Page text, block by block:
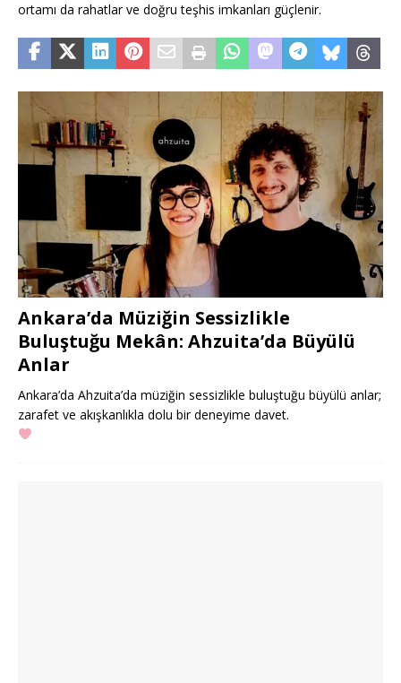
ortamı da rahatlar ve doğru teşhis imkanları güçlenir.
Ankara’da Müziğin Sessizlikle
Buluştuğu Mekân: Ahzuita’da Büyülü
Anlar
Ankara’da Ahzuita’da müziğin sessizlikle buluştuğu büyülü anlar;
zarafet ve akışkanlıkla dolu bir deneyime davet.